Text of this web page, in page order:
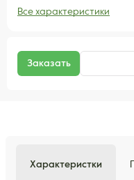
Все характеристики
Заказать
Характеристки